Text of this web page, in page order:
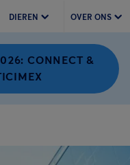
DIEREN OVER ONS
CONNECT &